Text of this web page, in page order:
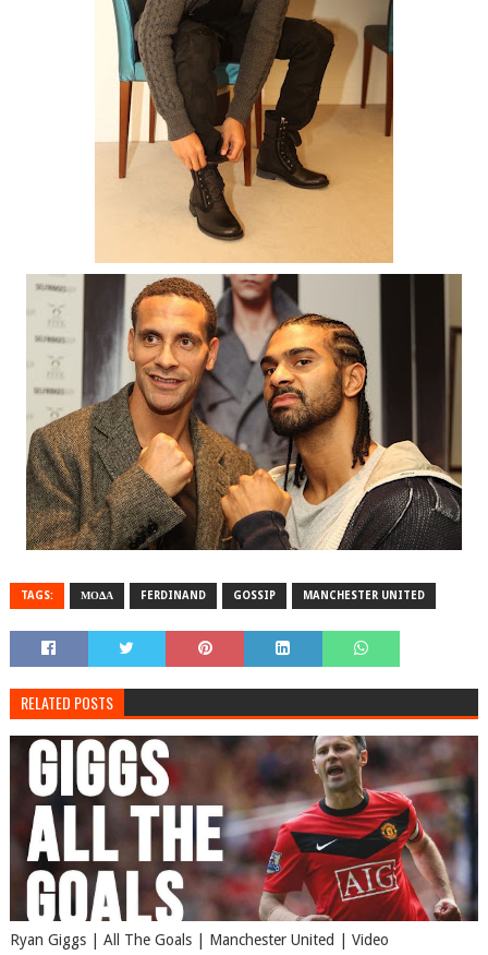
TAGS: ΜΟΔΑ FERDINAND GOSSIP MANCHESTER UNITED
RELATED POSTS
Ryan Giggs | All The Goals | Manchester United | Video